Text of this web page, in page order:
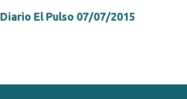
Diario El Pulso 07/07/2015